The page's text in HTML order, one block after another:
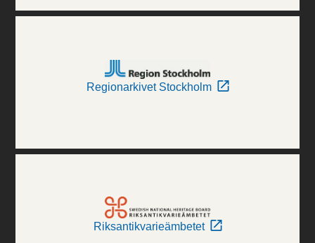
Regionarkivet Stockholm
Riksantikvarieämbetet